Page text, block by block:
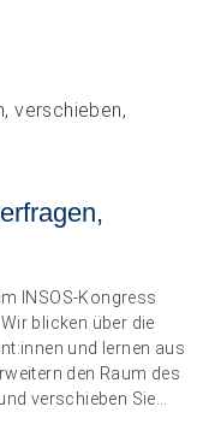
INSOS-Kongress
blicken über die
und lernen aus
den Raum des
verschieben Sie